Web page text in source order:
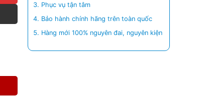
Phục vụ tận tâm
Bảo hành chính hãng trên toàn quốc
Hàng mới 100% nguyên đai, nguyên kiện